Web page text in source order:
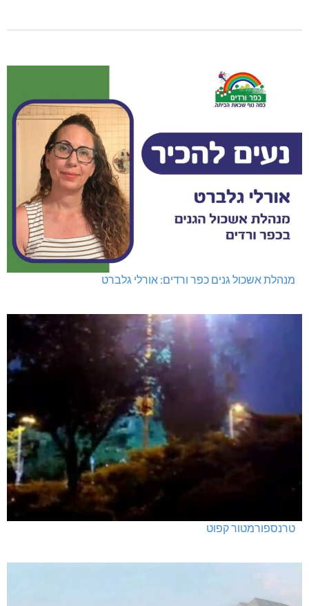
מנהלת אשכול גנים כפר ורדים: אורלי גלברט
טרנספורמטור קפוט